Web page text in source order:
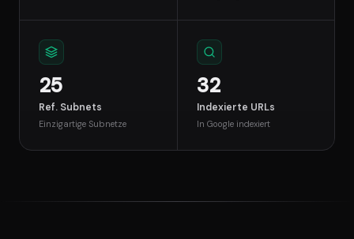
25
Ref. Subnets
Einzigartige Subnetze
32
Indexierte URLs
In Google indexiert